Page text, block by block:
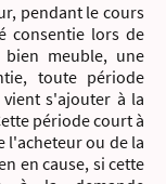
pendant le cours
consentie lors de
meuble, une
toute période
s'ajouter à la
période court à
l'acheteur ou de la
en cause, si cette